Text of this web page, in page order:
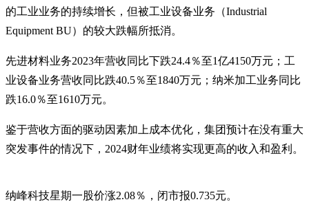
的工业业务的持续增长，但被工业设备业务（Industrial
Equipment BU）的较大跌幅所抵消。
先进材料业务2023年营收同比下跌24.4％至1亿4150万元；工
业设备业务营收同比跌40.5％至1840万元；纳米加工业务同比
跌16.0％至1610万元。
鉴于营收方面的驱动因素加上成本优化，集团预计在没有重大
突发事件的情况下，2024财年业绩将实现更高的收入和盈利。
纳峰科技星期一股价涨2.08％，闭市报0.735元。